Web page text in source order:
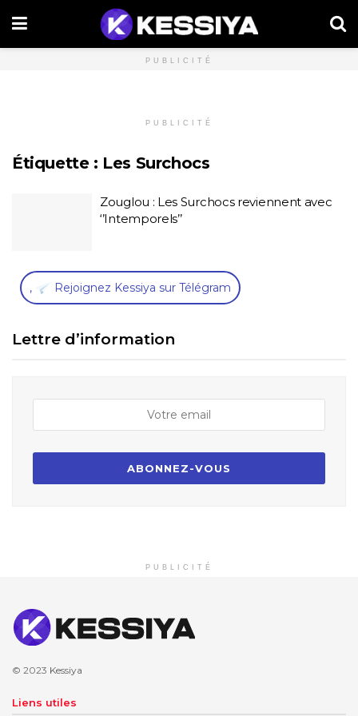
PUBLICITÉ
PUBLICITÉ
Étiquette : Les Surchocs
Zouglou : Les Surchocs reviennent avec
‘’Intemporels’’
, Rejoignez Kessiya sur Télégram
Lettre d’information
PUBLICITÉ
© 2023 Kessiya
Liens utiles